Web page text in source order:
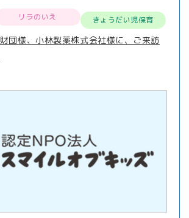
リラのいえ きょうだい児保育
団様、小林製薬株式会社様に、ご来訪